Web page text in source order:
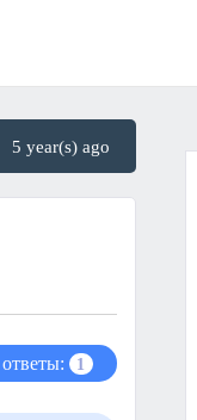
5 year(s) ago
ответы: 1